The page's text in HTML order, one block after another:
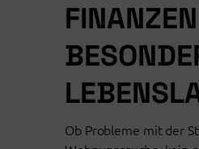
FINANZEN
Ob Probleme mit der